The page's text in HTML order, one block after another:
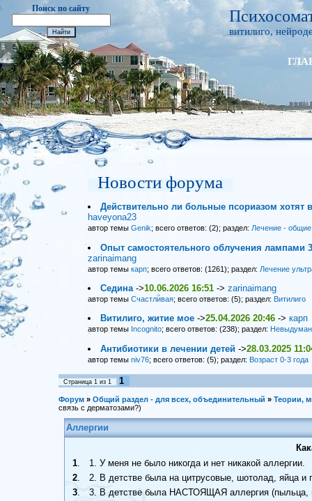
Поиск по сайту
витилиго,
Новости форума
Действительно ли больные псориазом хотят
haveyona23
автор темы Genik; всего ответов: (2); раздел: Лечение -
Опыт самостоятельного облучения лампами
zarinaimang
автор темы карп; всего ответов: (1261); раздел: Лечение
Седина->10.06.2026 16:51-> zarinaimang
автор темы Счастливая; всего ответов: (5); раздел: Витилиго
Витилиго, житие мое->25.04.2026 20:46-> карп
автор темы Incognito; всего ответов: (238); раздел:
Антибиотики в лечении детей ->28.03.2025
автор темы niv76; всего ответов: (5); раздел: Возраст 0-3 года
Страница 1из 1 1
Форум » Общий раздел - для всех, объединительный » Теории,
связь с дерматозами?)
Аллергии
1.
1. У меня не было никогда и нет никакой аллергии.
2.
2. В детстве была на цитрусовые, шотолад, яйца и
3.
3. В детстве была НАСТОЯЩАЯ аллергия (пыльца,